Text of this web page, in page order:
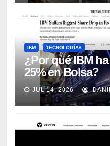
IBM TECNOLOGÍAS
¿Por qué IBM
25% en Bolsa?
JUL 14, 2026